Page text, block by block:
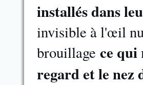
installés dans
invisible à l'œil nu
brouillage ce qui
regard et le nez